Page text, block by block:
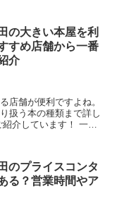
の大きい本屋を利
すめ店舗から一番
介
店舗が便利ですよね。
扱う本の種類まで詳し
のプライスコンタ
る？営業時間やア